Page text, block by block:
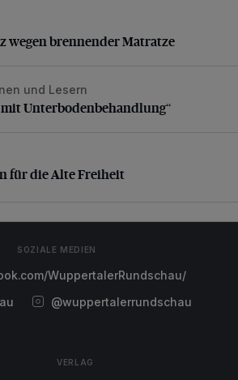
wegen brennender Matratze
wegen brennender Matratze
Unterbodenbehandlung“
und Lesern
Unterbodenbehandlung“
die Alte Freiheit
für die Alte Freiheit
SOZIALE MEDIEN
WuppertalerRundschau/
@wuppertalerrundschau
VERLAG